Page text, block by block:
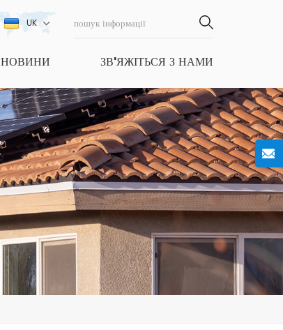
UK
НОВИНИ ЗВ'ЯЖІТЬСЯ З НАМИ